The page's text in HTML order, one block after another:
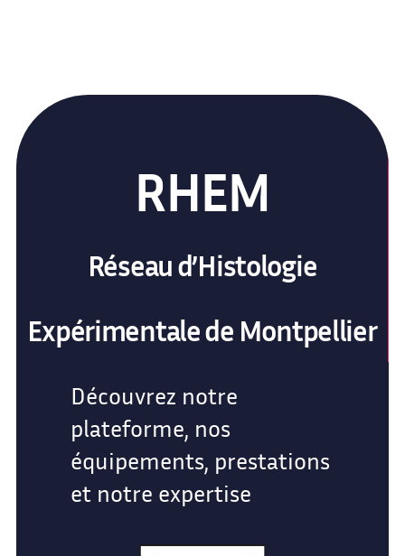
RHEM
Réseau d’Histologie
Expérimentale de Montpellier
Découvrez notre
plateforme, nos
équipements, prestations
et notre expertise